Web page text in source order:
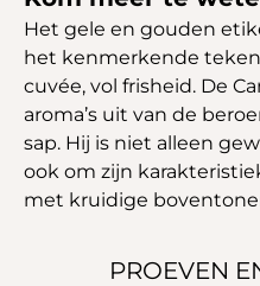
PROEVEN
Het gele en gouden
het kenmerkende
cuvée, vol frisheid. De
aroma’s uit van de
sap. Hij is niet alleen
ook om zijn
met kruidige